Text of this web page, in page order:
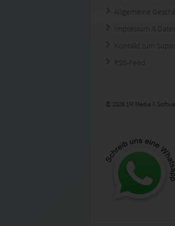
Allgemeine
Impressum &
Kontakt zum
RSS-Feed
© 2026 1M Media &